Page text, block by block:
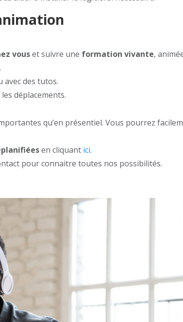
vouset suivre une formation vivante,
avec des tutos.
déplacements.
qu’en présentiel. Vous pourrez
en cliquant ici.
pour connaitre toutes nos possibilités.